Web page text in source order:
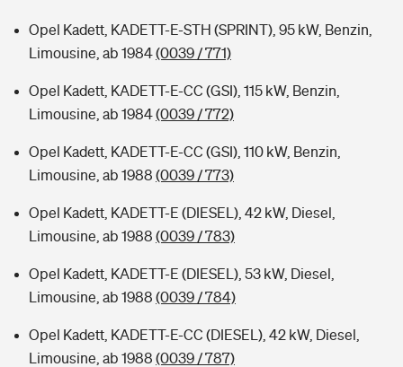
Opel Kadett, KADETT-E-STH (SPRINT), 95 kW, Benzin,
Limousine, ab 1984(0039 / 771)
Opel Kadett, KADETT-E-CC (GSI), 115 kW, Benzin,
Limousine, ab 1984(0039 / 772)
Opel Kadett, KADETT-E-CC (GSI), 110 kW, Benzin,
Limousine, ab 1988 (0039 / 773)
Opel Kadett, KADETT-E (DIESEL), 42 kW, Diesel,
Limousine, ab 1988 (0039 / 783)
Opel Kadett, KADETT-E (DIESEL), 53 kW, Diesel,
Limousine, ab 1988 (0039 / 784)
Opel Kadett, KADETT-E-CC (DIESEL), 42 kW, Diesel,
Limousine, ab 1988 (0039 / 787)